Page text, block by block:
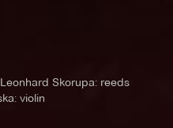
Skorupa: reeds
violin